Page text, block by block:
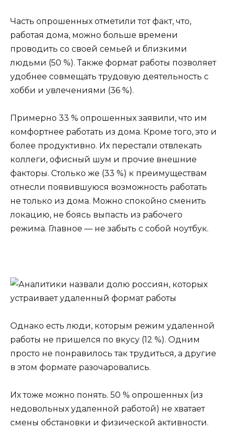
Часть опрошенных отметили тот факт, что,
работая дома, можно больше времени
проводить со своей семьей и близкими
людьми (50 %). Также формат работы позволяет
удобнее совмещать трудовую деятельность с
хобби и увлечениями (36 %).
Примерно 33 % опрошенных заявили, что им
комфортнее работать из дома. Кроме того, это и
более продуктивно. Их перестали отвлекать
коллеги, офисный шум и прочие внешние
факторы. Столько же (33 %) к преимуществам
отнесли появившуюся возможность работать
не только из дома. Можно спокойно сменить
локацию, не боясь выпасть из рабочего
режима. Главное — не забыть с собой ноутбук.
Однако есть люди, которым режим удаленной
работы не пришелся по вкусу (12 %). Одним
просто не понравилось так трудиться, а другие
в этом формате разочаровались.
Их тоже можно понять. 50 % опрошенных (из
недовольных удаленной работой) не хватает
смены обстановки и физической активности.